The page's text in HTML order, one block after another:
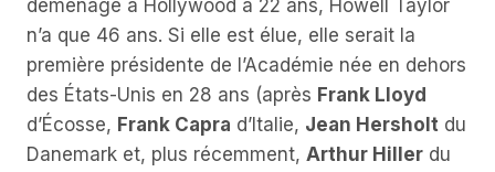
déménagé à Hollywood à 22 ans, Howell Taylor
n’a que 46 ans. Si elle est élue, elle serait la
première présidente de l’Académie née en dehors
des États-Unis en 28 ans (après Frank Lloyd
d’Écosse, Frank Capra d’Italie, Jean Hersholt du
Danemark et, plus récemment, Arthur Hiller du